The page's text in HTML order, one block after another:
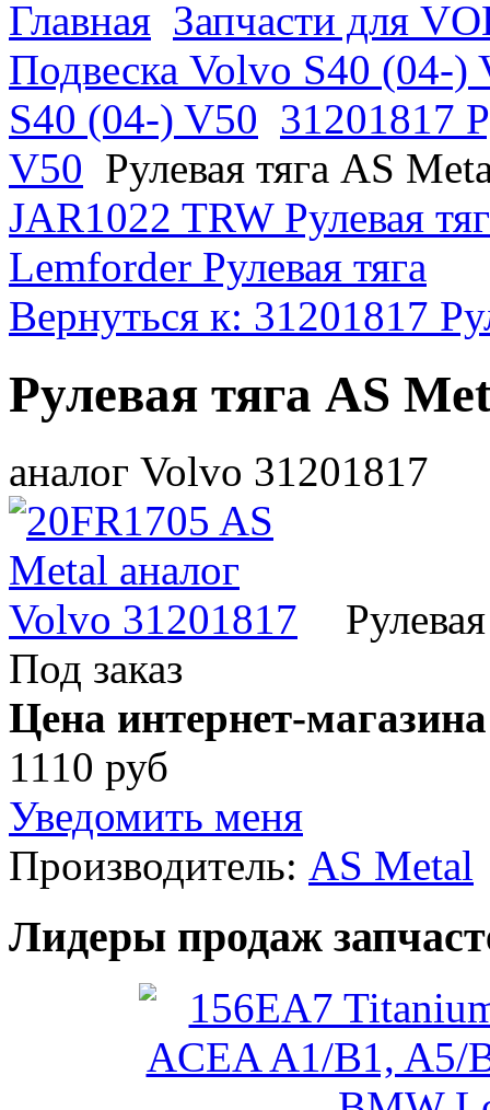
Главная Запчасти для
Подвеска Volvo S40 (04-)
S40 (04-) V50 31201817
V50 Рулевая тяга AS
JAR1022 TRW Рулевая
Lemforder Рулевая тяга
Вернуться к: 31201817
Рулевая тяга AS
аналог Volvo 31201817
Под заказ
Цена интернет-
1110 руб
Уведомить меня
Производитель: AS Metal
Лидеры продаж